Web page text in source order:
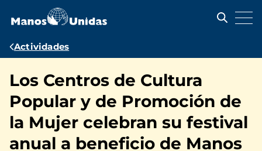
contenido
Ruta
navegación
Actividades
Los Centros de Cultura
Popular y de Promoción de
la Mujer celebran su festival
anual a beneficio de Manos